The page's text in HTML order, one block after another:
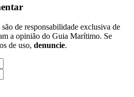
de responsabilidade exclusiva de
a opinião do Guia Marítimo. Se
de uso, denuncie.